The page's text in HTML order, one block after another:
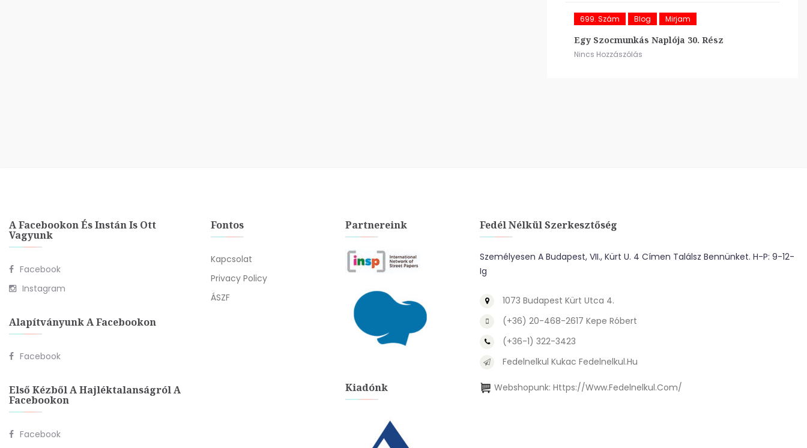
699. Szám Blog Mirjam
Egy Szocmunkás Naplója 30. Rész
Nincs Hozzászólás
A Facebookon És Instán Is Ott
Vagyunk
Facebook
Instagram
Alapítványunk A Facebookon
Facebook
Első Kézből A Hajléktalanságról A
Facebookon
Facebook
Fontos
Kapcsolat
Privacy Policy
ÁSZF
Partnereink
Kiadónk
Fedél Nélkül Szerkesztőség
Személyesen A Budapest, VII., Kürt U. 4 Címen Találsz Bennünket. H-P: 9-12-
Ig
1073 Budapest Kürt Utca 4.
(+36) 20-468-2617 Kepe Róbert
(+36-1) 322-3423
Fedelnelkul Kukac Fedelnelkul.hu
Webshopunk: Https://www.fedelnelkul.com/